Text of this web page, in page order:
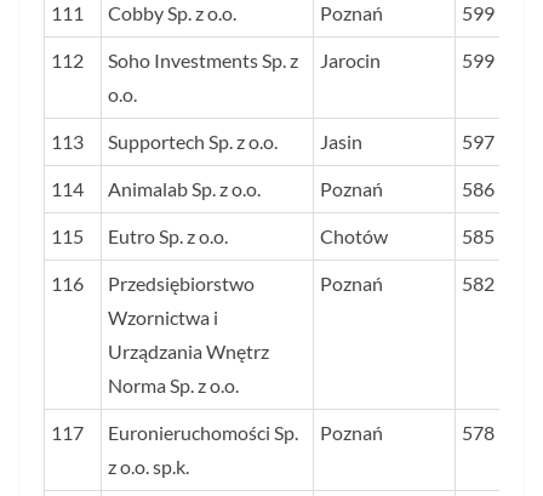
111 Cobby Sp. z o.o. Poznań 599
112
Soho Investments Sp. z
o.o.
Jarocin 599
113 Supportech Sp. z o.o. Jasin 597
114 Animalab Sp. z o.o. Poznań 586
115 Eutro Sp. z o.o. Chotów 585
116
Przedsiębiorstwo
Wzornictwa i
Urządzania Wnętrz
Norma Sp. z o.o.
Poznań 582
117
Euronieruchomości Sp.
z o.o. sp.k.
Poznań 578